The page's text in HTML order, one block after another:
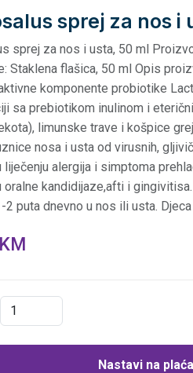
sprej za nos i
sprej za nos i usta, 50 ml
Staklena flašica, 50 ml Opis
komponente probiotike
sa prebiotikom inulinom i
limunske trave i košpice
nosa i usta od virusnih,
liječenju alergija i simptoma
oralne kandidijaze,afti i
2 puta dnevno u nos ili usta.
Nastavi na